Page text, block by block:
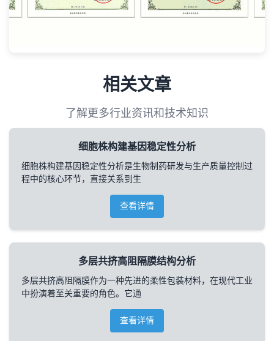
相关文章
了解更多行业资讯和技术知识
细胞株构建基因稳定性分析
细胞株构建基因稳定性分析是生物制药研发与生产质量控制过
程中的核心环节，直接关系到生
查看详情
多层共挤高阻隔膜结构分析
多层共挤高阻隔膜作为一种先进的柔性包装材料，在现代工业
中扮演着至关重要的角色。它通
查看详情